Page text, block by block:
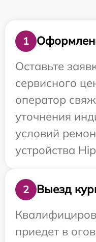
1
Оставьте
сервисного
оператор
уточнения
условий
устройства
2
Выезд
приедет в